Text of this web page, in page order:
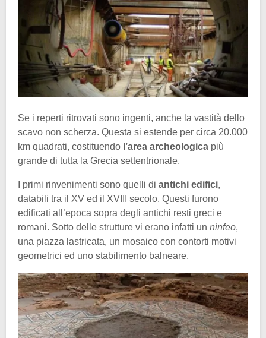
Se i reperti ritrovati sono ingenti, anche la vastità dello
scavo non scherza. Questa si estende per circa 20.000
km quadrati, costituendo l’area archeologica più
grande di tutta la Grecia settentrionale.
I primi rinvenimenti sono quelli di antichi edifici,
databili tra il XV ed il XVIII secolo. Questi furono
edificati all’epoca sopra degli antichi resti greci e
romani. Sotto delle strutture vi erano infatti un ninfeo,
una piazza lastricata, un mosaico con contorti motivi
geometrici ed uno stabilimento balneare.